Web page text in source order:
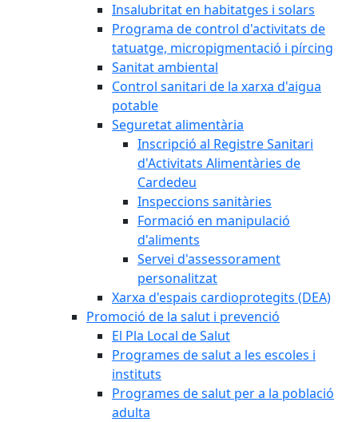
Insalubritat en habitatges i solars
Programa de control d'activitats de
tatuatge, micropigmentació i pírcing
Sanitat ambiental
Control sanitari de la xarxa d'aigua
potable
Seguretat alimentària
Inscripció al Registre Sanitari
d'Activitats Alimentàries de
Cardedeu
Inspeccions sanitàries
Formació en manipulació
d'aliments
Servei d'assessorament
personalitzat
Xarxa d'espais cardioprotegits (DEA)
Promoció de la salut i prevenció
El Pla Local de Salut
Programes de salut a les escoles i
instituts
Programes de salut per a la població
adulta